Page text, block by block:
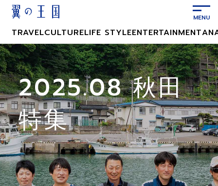
ン
テ
ン
ツ
に
ス
キ
ッ
プ
TRAVELCULTURELIFE STYLEENTERTAINMENT
2025.08 秋田
特集